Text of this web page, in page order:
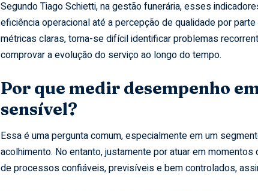
Segundo Tiago Schietti, na gestão funerária, esses
eficiência operacional até a percepção de qualidade por
métricas claras, torna-se difícil identificar problemas
comprovar a evolução do serviço ao longo do tempo.
Por que medir desempenho
sensível?
Essa é uma pergunta comum, especialmente em um
acolhimento. No entanto, justamente por atuar em
de processos confiáveis, previsíveis e bem controlados,